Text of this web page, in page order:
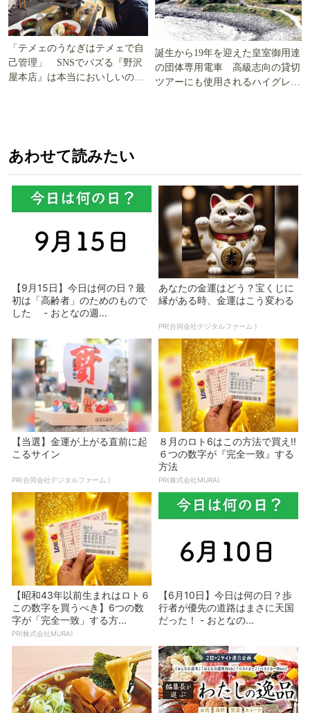
「テメェのうなぎはテメェで自
己管理」 SNSでバズる『野沢
屋本店』は本当においしいの
誕生から19年を迎えた皇室御用達
の団体専用電車 高級志向の貸切
ツアーにも使用されるハイグレー
あわせて読みたい
【9月15日】今日は何の日？最
初は「高齢者」のためのもので
した - おとなの週...
あなたの金運はどう？宝くじに
縁がある時、金運はこう変わる
PR(合同会社デジタルファーム )
【当選】金運が上がる直前に起
こるサイン
PR(合同会社デジタルファーム )
８月のロト6はこの方法で買え!!
６つの数字が『完全一致』する
方法
PR(株式会社MURA)
【昭和43年以前生まれはロト６
この数字を買うべき】6つの数
字が「完全一致」する方...
PR(株式会社MURA)
【6月10日】今日は何の日？歩
行者が優先の道路はまさに天国
だった！ - おとなの...